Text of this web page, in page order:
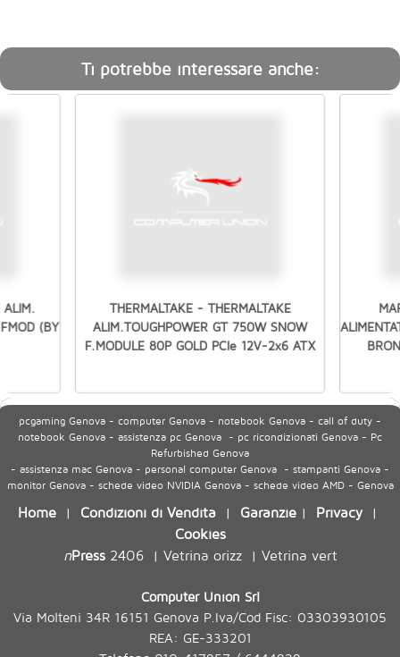
Ti potrebbe interessare anche:
ALIM.
(BY
THERMALTAKE - THERMALTAKE
ALIM.TOUGHPOWER GT 750W SNOW
F.MODULE 80P GOLD PCIe 12V-2x6 ATX
pcgaming Genova - computer Genova - notebook Genova - call of duty -
notebook Genova - assistenza pc Genova - pc ricondizionati Genova - Pc
Refurbished Genova
- assistenza mac Genova - personal computer Genova - stampanti Genova -
monitor Genova - schede video NVIDIA Genova - schede video AMD - Genova
Home | Condizioni di Vendita | Garanzie | Privacy|
Cookies
nPress2406| Vetrina orizz| Vetrina vert
Computer Union Srl
Via Molteni 34R 16151 Genova P.Iva/Cod Fisc: 03303930105
REA: GE-333201